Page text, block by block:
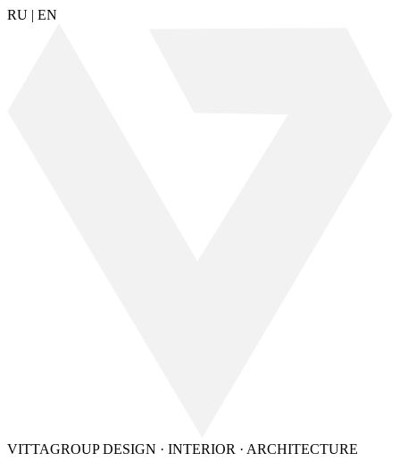
RU | EN
VITTAGROUP DESIGN · INTERIOR · ARСHITECTURE